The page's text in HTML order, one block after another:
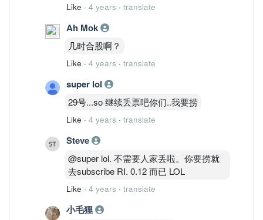
Like · 4 years · translate
Ah Mok
几时合股啊？
Like · 4 years · translate
super lol
29号...so 继续丢票吧你们..我要捞
Like · 4 years · translate
Steve
@super lol. 不需要人家丢啦。你要捞就
去subscribe RI. 0.12 而已 LOL
Like · 4 years · translate
小毛狸